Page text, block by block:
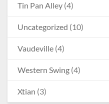
Tin Pan Alley (4)
Uncategorized (10)
Vaudeville (4)
Western Swing (4)
Xtian (3)